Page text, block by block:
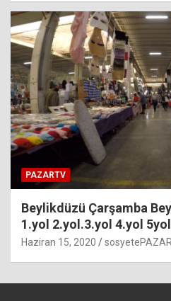
PAZARTV
Beylikdüzü Çarşamba
1.yol 2.yol.3.yol 4.yol
Haziran 15, 2020